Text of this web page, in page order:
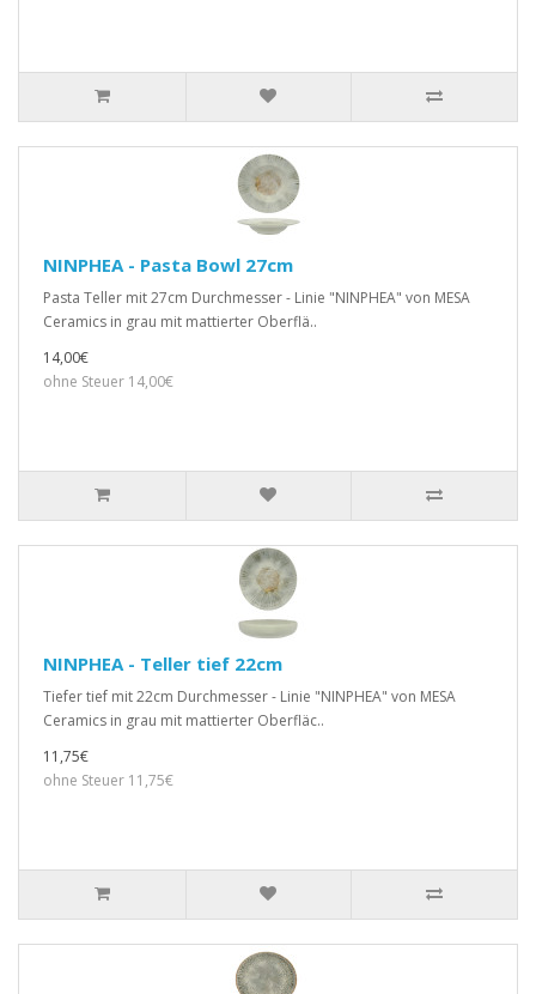
NINPHEA - Pasta Bowl 27cm
Pasta Teller mit 27cm Durchmesser - Linie "NINPHEA" von MESA
Ceramics in grau mit mattierter Oberflä..
14,00€
ohne Steuer 14,00€
NINPHEA - Teller tief 22cm
Tiefer tief mit 22cm Durchmesser - Linie "NINPHEA" von MESA
Ceramics in grau mit mattierter Oberfläc..
11,75€
ohne Steuer 11,75€